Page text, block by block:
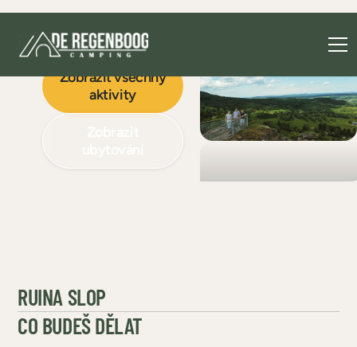
RUINA SLOP
Zobrazit všechny
aktivity
RUINA SLOP
CO BUDEŠ DĚLAT